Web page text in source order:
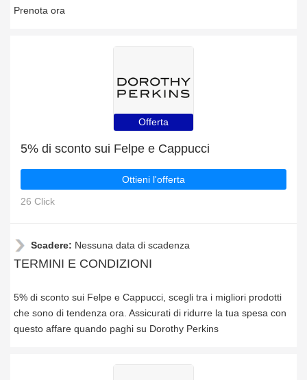
Prenota ora
Offerta
5% di sconto sui Felpe e Cappucci
Ottieni l'offerta
26 Click
Scadere: Nessuna data di scadenza
TERMINI E CONDIZIONI
5% di sconto sui Felpe e Cappucci, scegli tra i migliori prodotti
che sono di tendenza ora. Assicurati di ridurre la tua spesa con
questo affare quando paghi su Dorothy Perkins